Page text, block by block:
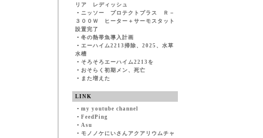
リア レディッシュ
・ ニッソー プロテクトプラス Ｒ－
３００Ｗ ヒーター＋サーモスタット
設置完了
・ 冬の熱帯魚導入計画
・ エーハイム2213掃除、2025、水草
水槽
・ そろそろエーハイム2213を
・ おそらく初期メン、死亡
・ また増えた
LINK
・ my youtube channel
・ FeedPing
・ Asu
・ モノノケにいさんアクアリウムチャ